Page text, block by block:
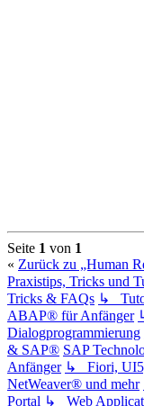
Seite 1 von 1
« Zurück zu „Human
Praxistips, Tricks und
Tricks & FAQs ↳
ABAP® für Anfänger
Dialogprogrammierung
& SAP® SAP
Anfänger ↳ Fiori,
NetWeaver® und mehr
Portal ↳ Web